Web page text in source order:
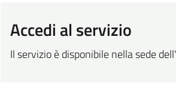
Accedi al servizio
Il servizio è disponibile nella sede